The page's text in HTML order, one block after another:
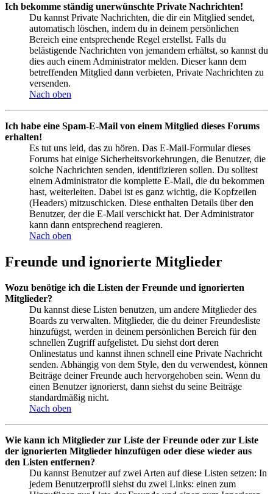
Ich bekomme ständig unerwünschte Private Nachrichten!
Du kannst Private Nachrichten, die dir ein Mitglied sendet,
automatisch löschen, indem du in deinem persönlichen
Bereich eine entsprechende Regel erstellst. Falls du
belästigende Nachrichten von jemandem erhältst, so kannst du
dies auch einem Administrator melden. Dieser kann dem
betreffenden Mitglied dann verbieten, Private Nachrichten zu
versenden.
Nach oben
Ich habe eine Spam-E-Mail von einem Mitglied dieses Forums
erhalten!
Es tut uns leid, das zu hören. Das E-Mail-Formular dieses
Forums hat einige Sicherheitsvorkehrungen, die Benutzer, die
solche Nachrichten senden, identifizieren sollen. Du solltest
einem Administrator die komplette E-Mail, die du bekommen
hast, weiterleiten. Dabei ist es ganz wichtig, die Kopfzeilen
(Headers) mitzuschicken. Diese enthalten Details über den
Benutzer, der die E-Mail verschickt hat. Der Administrator
kann dann entsprechend reagieren.
Nach oben
Freunde und ignorierte Mitglieder
Wozu benötige ich die Listen der Freunde und ignorierten
Mitglieder?
Du kannst diese Listen benutzen, um andere Mitglieder des
Boards zu verwalten. Mitglieder, die du deiner Freundesliste
hinzufügst, werden in deinem persönlichen Bereich für den
schnellen Zugriff aufgelistet. Du siehst dort deren
Onlinestatus und kannst ihnen schnell eine Private Nachricht
senden. Abhängig von dem Style, den du verwendest, können
Beiträge deiner Freunde auch hervorgehoben sein. Wenn du
einen Benutzer ignorierst, dann siehst du seine Beiträge
standardmäßig nicht.
Nach oben
Wie kann ich Mitglieder zur Liste der Freunde oder zur Liste
der ignorierten Mitglieder hinzufügen oder diese wieder aus
den Listen entfernen?
Du kannst Benutzer auf zwei Arten auf diese Listen setzen: In
jedem Benutzerprofil siehst du zwei Links: einen zum